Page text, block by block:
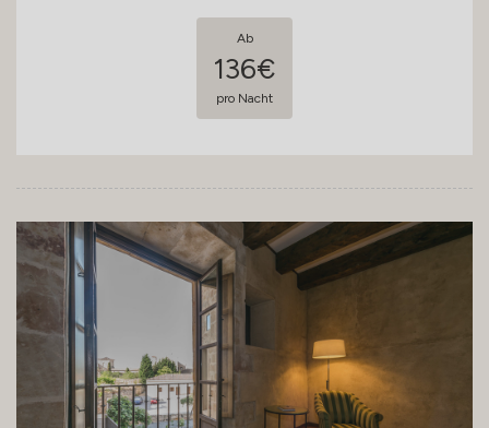
Ab
136€
pro Nacht